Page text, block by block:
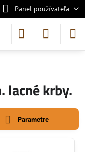
Panel používateľa
lacné krby.
Parametre